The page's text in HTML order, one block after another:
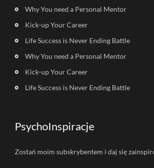
Why You need a Personal Mentor
Kick-up Your Career
Life Success is Never Ending Battle
Why You need a Personal Mentor
Kick-up Your Career
Life Success is Never Ending Battle
PsychoInspiracje
Zostań moim subskrybentem i daj się